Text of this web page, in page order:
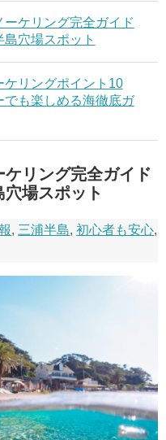
ケリング完全ガイド
島穴場スポット
リングポイント10
も楽しめる海徹底ガ
リング完全ガイド
穴場スポット
, 三浦半島,初心者も安心,